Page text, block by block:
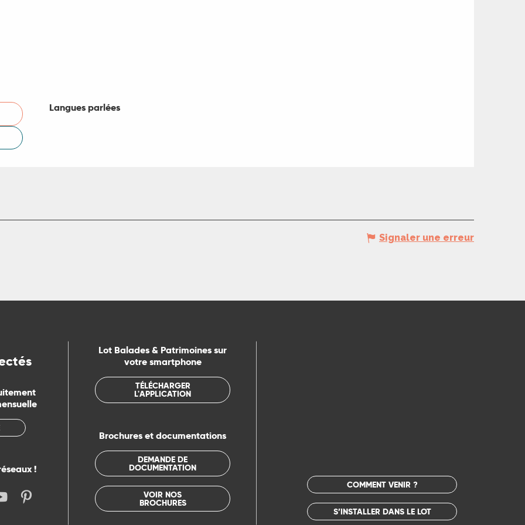
Langues parlées
Langues parlées
Signaler une erreur
!
Lot Balades & Patrimoines sur
votre smartphone
TÉLÉCHARGER
L'APPLICATION
Brochures et documentations
DEMANDE DE
DOCUMENTATION
VOIR NOS
BROCHURES
COMMENT VENIR ?
S’INSTALLER DANS LE LOT